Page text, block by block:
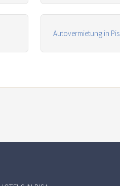
Autovermietung in Pis